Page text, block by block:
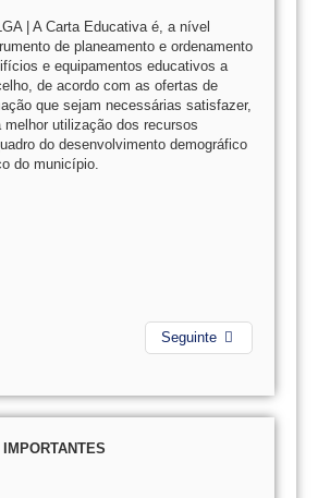
| A Carta Educativa é, a nível
de planeamento e ordenamento
e equipamentos educativos a
de acordo com as ofertas de
que sejam necessárias satisfazer,
utilização dos recursos
do desenvolvimento demográfico
do município.
Seguinte